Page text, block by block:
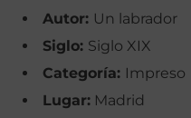
Autor: Un labrador
Siglo: Siglo XIX
Categoría: Impreso
Lugar: Madrid